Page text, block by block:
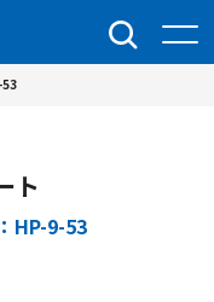
ト
HP-9-53